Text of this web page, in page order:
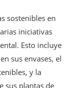
sostenibles en
iniciativas
Esto incluye
sus envases, el
y la
sus plantas de